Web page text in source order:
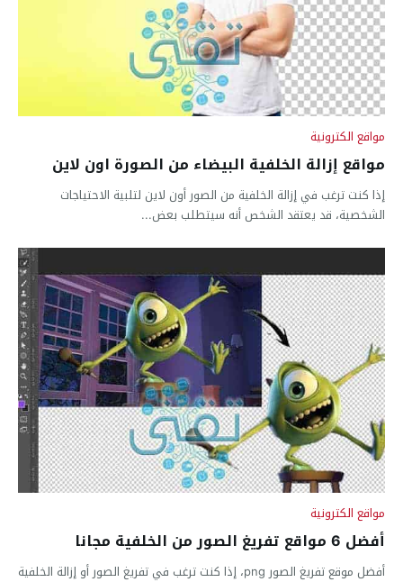
مواقع الكترونية
مواقع إزالة الخلفية البيضاء من الصورة اون لاين
إذا كنت ترغب في إزالة الخلفية من الصور أون لاين لتلبية الاحتياجات
الشخصية، قد يعتقد الشخص أنه سيتطلب بعض...
مواقع الكترونية
أفضل 6 مواقع تفريغ الصور من الخلفية مجانا
أفضل موقع تفريغ الصور png، إذا كنت ترغب في تفريغ الصور أو إزالة الخلفية